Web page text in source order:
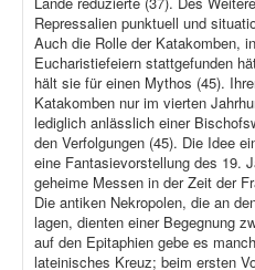
Repressalien punktuell und
Auch die Rolle der Katakomben,
Eucharistiefeiern stattgefunden
hält sie für einen Mythos (45).
Katakomben nur im vierten
lediglich anlässlich einer
den Verfolgungen (45). Die Idee
eine Fantasievorstellung des 19.
geheime Messen in der Zeit der
Die antiken Nekropolen, die an
lagen, dienten einer Begegnung
auf den Epitaphien gebe es
lateinisches Kreuz; beim ersten